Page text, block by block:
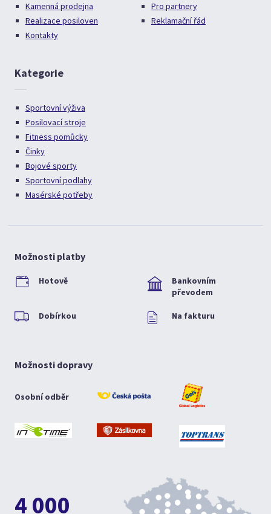
Kamenná prodejna
Realizace posiloven
Kontakty
Pro partnery
Reklamační řád
Kategorie
Sportovní výživa
Posilovací stroje
Fitness pomůcky
Činky
Bojové sporty
Sportovní podlahy
Masérské potřeby
Možnosti platby
Hotově
Bankovním
převodem
Dobírkou Na fakturu
Možnosti dopravy
Osobní odběr
4 000